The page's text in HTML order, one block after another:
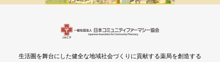
生活圏を舞台にした健全な地域社会づくりに貢献する薬局を創造する